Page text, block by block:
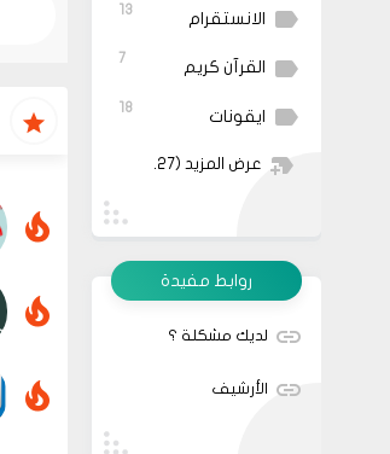
الانستقرام 13
القرآن كريم 7
ايقونات 18
عرض المزيد (27)
روابط مفيدة
لديك مشكلة ؟
الأرشيف